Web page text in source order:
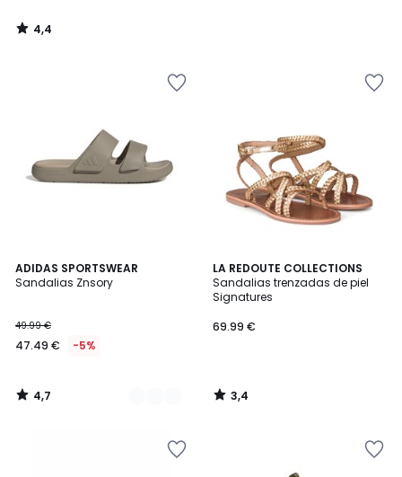
4,4
/
ADIDAS SPORTSWEAR
Sandalias Znsory
49.99 €
47.49 € -5%
4,7
/ 5
2
Colores
4,7
/
LA REDOUTE COLLECTIONS
Sandalias trenzadas de piel
Signatures
69.99 €
3,4
/ 5
3,4
/